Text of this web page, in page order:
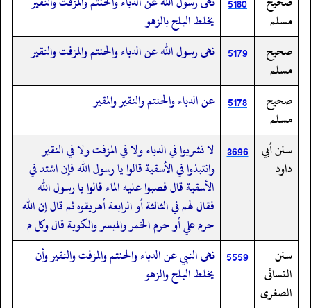
مسلم
يخلط البلح بالزهو
صحيح
مسلم
5179 نهى رسول الله عن الدباء والحنتم والمزفت والنقير
صحيح
مسلم
5178 عن الدباء والحنتم والنقير والمقير
سنن أبي
داود
3696 لا تشربوا في الدباء ولا في المزفت ولا في النقير
وانتبذوا في الأسقية قالوا يا رسول الله فإن اشتد في
الأسقية قال فصبوا عليه الماء قالوا يا رسول الله
فقال لهم في الثالثة أو الرابعة أهريقوه ثم قال إن الله
حرم علي أو حرم الخمر والميسر والكوبة قال وكل م
سنن
النسائى
الصغرى
5559 نهى النبي عن الدباء والحنتم والمزفت والنقير وأن
يخلط البلح والزهو